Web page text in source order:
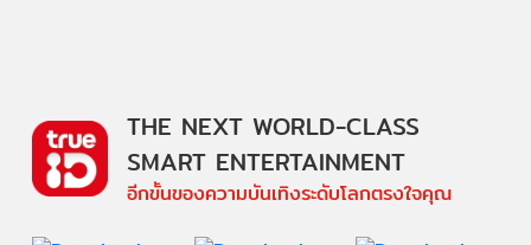
THE NEXT WORLD-CLASS
SMART ENTERTAINMENT
อีกขั้นของความบันเทิงระดับโลกตรงใจคุณ